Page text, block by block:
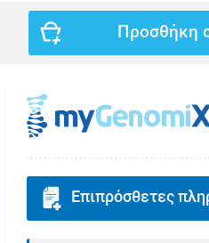
Προσθήκη
Επιπρόσθετες